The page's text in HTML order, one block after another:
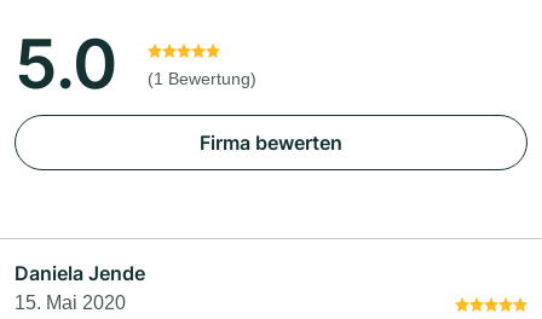
5.0 (1 Bewertung)
Firma bewerten
Daniela Jende
15. Mai 2020